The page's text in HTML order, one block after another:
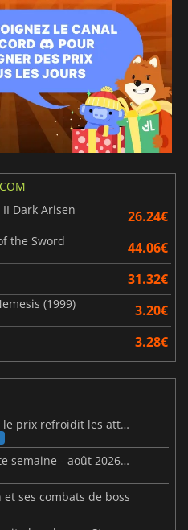
Dark Arisen
26.24€
the Sword 44.06€
31.32€
(1999) 3.20€
3.28€
Steam Frame : une fuite sur le prix refroidit les attentes VR
Sorties de jeux vidéo de cette semaine - août 2026 (semaine 32)
ses combats de boss